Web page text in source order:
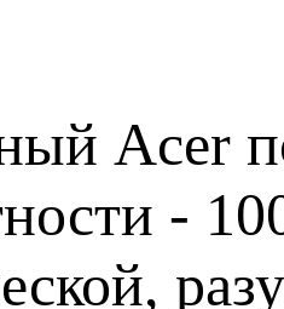
Acer
-